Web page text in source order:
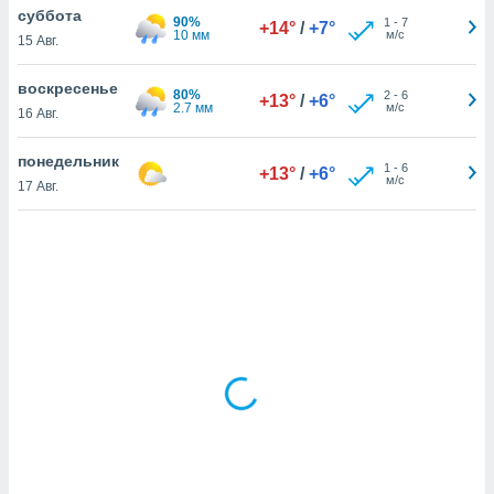
равно
нашим
суббота
15 Авг.
90%
10 мм
+14° / +7° 1 - 7
м/с
воскресенье
16 Авг.
80%
2.7 мм
+13° / +6° 2- 6
м/с
понедельник
17 Авг.
+13° / +6° 1 - 6
м/с